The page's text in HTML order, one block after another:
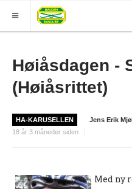
HJEM
GRUPPER
Nyheter (World of O)
Høiåsdagen -
(Høiåsrittet)
HA-KARUSELLEN
Jens Erik
18 år 3 måneder siden
Med ny